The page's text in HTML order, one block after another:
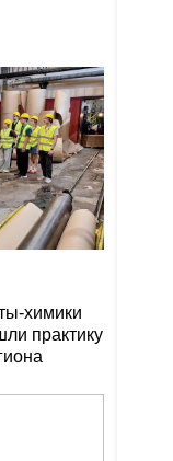
химики
практику